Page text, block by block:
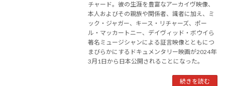
チャード。彼の生涯を豊富なアーカイヴ映像、
本人およびその親族や関係者、識者に加え、ミ
ック・ジャガー、キース・リチャーズ、ポー
ル・マッカートニー、デイヴィッド・ボウイら
著名ミュージシャンによる証言映像とともにつ
まびらかにするドキュメンタリー映画が2024年
3月1日から日本公開されることになった。
続きを読む